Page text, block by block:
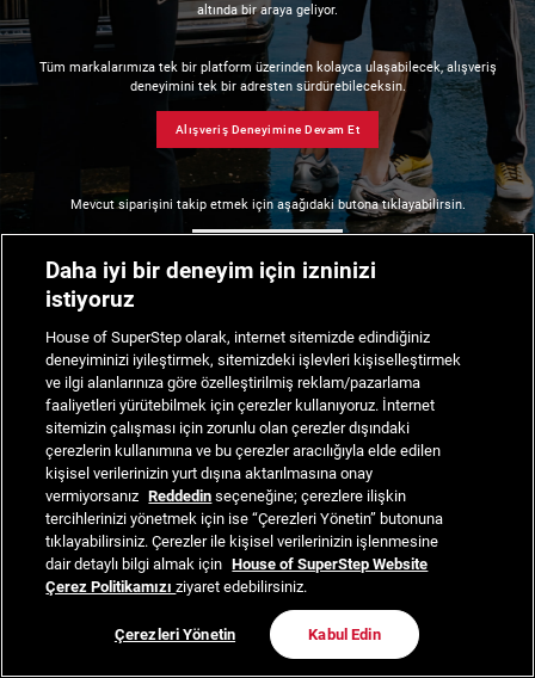
altında bir araya geliyor.
Tüm markalarımıza tek bir platform üzerinden kolayca ulaşabilecek, alışveriş
deneyimini tek bir adresten sürdürebileceksin.
Alışveriş Deneyimine Devam Et
Mevcut siparişini takip etmek için aşağıdaki butona tıklayabilirsin.
Daha iyi bir deneyim için izninizi
istiyoruz
House of SuperStep olarak, internet sitemizde edindiğiniz
deneyiminizi iyileştirmek, sitemizdeki işlevleri kişiselleştirmek
ve ilgi alanlarınıza göre özelleştirilmiş reklam/pazarlama
faaliyetleri yürütebilmek için çerezler kullanıyoruz. İnternet
sitemizin çalışması için zorunlu olan çerezler dışındaki
çerezlerin kullanımına ve bu çerezler aracılığıyla elde edilen
kişisel verilerinizin yurt dışına aktarılmasına onay
vermiyorsanız Reddedin seçeneğine; çerezlere ilişkin
tercihlerinizi yönetmek için ise “Çerezleri Yönetin” butonuna
tıklayabilirsiniz. Çerezler ile kişisel verilerinizin işlenmesine
dair detaylı bilgi almak için House of SuperStep Website
Çerez Politikamızıziyaret edebilirsiniz.
Çerezleri Yönetin Kabul Edin